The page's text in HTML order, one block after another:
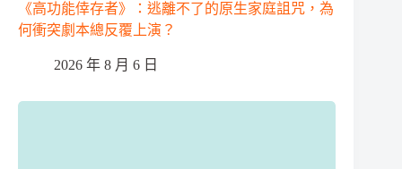
《高功能倖存者》：逃離不了的原生家庭詛咒，為
何衝突劇本總反覆上演？
2026 年 8 月 6 日